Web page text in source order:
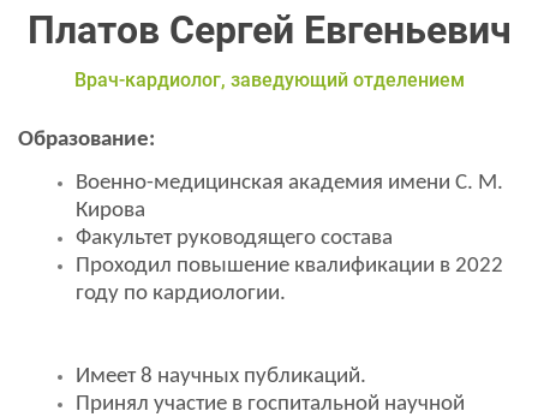
Платов Сергей Евгеньевич
Врач-кардиолог, заведующий отделением
Образование:
Военно-медицинская академия имени С. М.
Кирова
Факультет руководящего состава
Проходил повышение квалификации в 2022
году по кардиологии.
Имеет 8 научных публикаций.
Принял участие в госпитальной научной